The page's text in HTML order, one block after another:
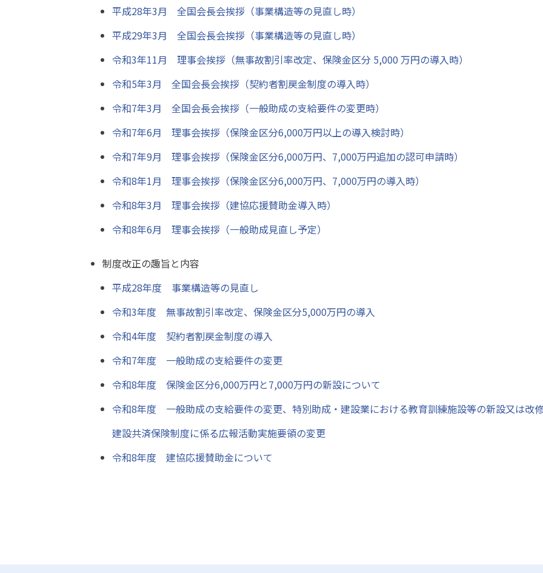
平成28年3月 全国会長会挨拶（事業構造等の見直し時）
平成29年3月 全国会長会挨拶（事業構造等の見直し時）
令和3年11月 理事会挨拶（無事故割引率改定、保険金区分 5,000 万円の導入時）
令和5年3月 全国会長会挨拶（契約者割戻金制度の導入時）
令和7年3月 全国会長会挨拶（一般助成の支給要件の変更時）
令和7年6月 理事会挨拶（保険金区分6,000万円以上の導入検討時）
令和7年9月 理事会挨拶（保険金区分6,000万円、7,000万円追加の認可申請時）
令和8年1月 理事会挨拶（保険金区分6,000万円、7,000万円の導入時）
令和8年3月 理事会挨拶（建協応援賛助金導入時）
令和8年6月 理事会挨拶（一般助成見直し予定）
制度改正の趣旨と内容
平成28年度 事業構造等の見直し
令和3年度 無事故割引率改定、保険金区分5,000万円の導入
令和4年度 契約者割戻金制度の導入
令和7年度 一般助成の支給要件の変更
令和8年度 保険金区分6,000万円と7,000万円の新設について
令和8年度 一般助成の支給要件の変更、特別助成・建設業における教育訓練施設等の新設又は改
建設共済保険制度に係る広報活動実施要領の変更
令和8年度 建協応援賛助金について